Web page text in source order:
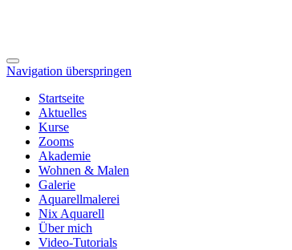
Navigation überspringen
Startseite
Aktuelles
Kurse
Zooms
Akademie
Wohnen & Malen
Galerie
Aquarellmalerei
Nix Aquarell
Über mich
Video-Tutorials